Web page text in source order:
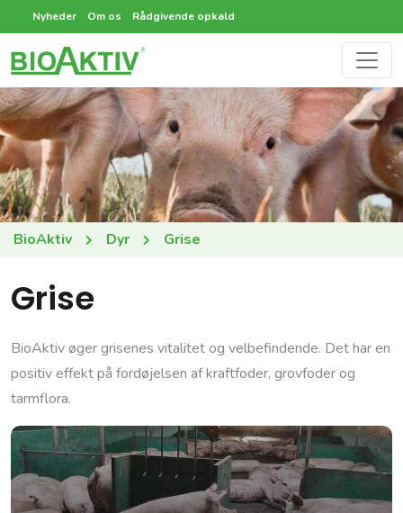
Nyheder Om os Rådgivende opkald
BioAktiv Dyr Grise
Grise
BioAktiv øger grisenes vitalitet og velbefindende. Det har en
positiv effekt på fordøjelsen af kraftfoder, grovfoder og
tarmflora.